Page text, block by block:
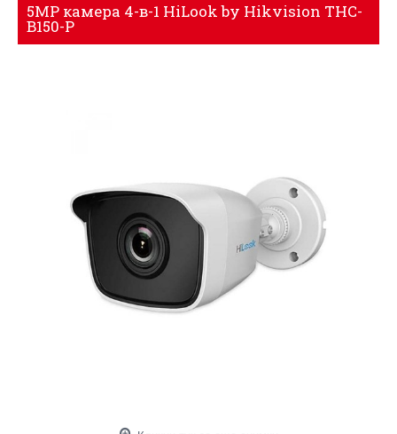
5MP камера 4-в-1 HiLook by Hikvision THC-
B150-P